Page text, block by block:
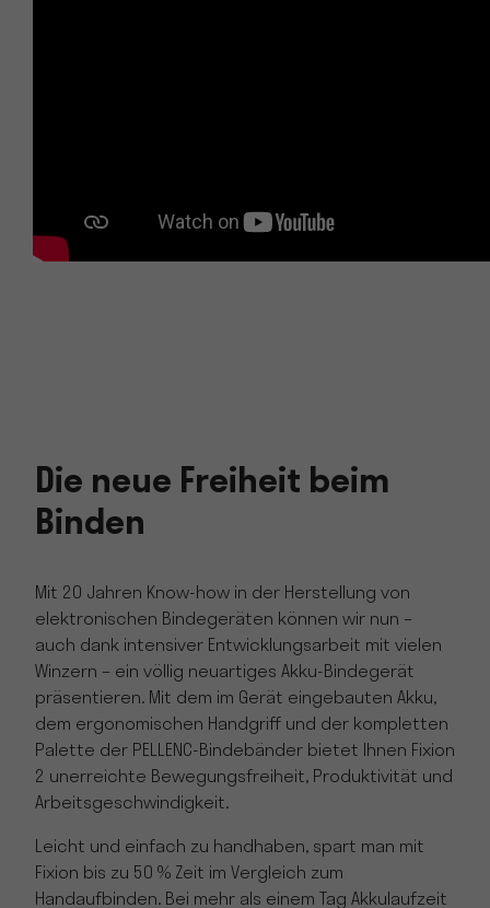
Die neue Freiheit beim
Binden
Mit 20 Jahren Know-how in der Herstellung von
elektronischen Bindegeräten können wir nun –
auch dank intensiver Entwicklungsarbeit mit vielen
Winzern – ein völlig neuartiges Akku-Bindegerät
präsentieren. Mit dem im Gerät eingebauten Akku,
dem ergonomischen Handgriff und der kompletten
Palette der PELLENC-Bindebänder bietet Ihnen Fixion
2 unerreichte Bewegungsfreiheit, Produktivität und
Arbeitsgeschwindigkeit.
Leicht und einfach zu handhaben, spart man mit
Fixion bis zu 50 % Zeit im Vergleich zum
Handaufbinden. Bei mehr als einem Tag Akkulaufzeit